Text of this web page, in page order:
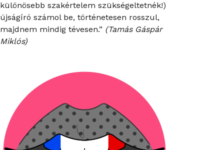
különösebb szakértelem szükségeltetnék!)
újságíró számol be, történetesen rosszul,
majdnem mindig tévesen.” (Tamás Gáspár
Miklós)